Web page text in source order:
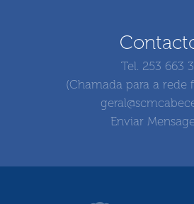
Tel. 253 663
(Chamada para a rede
Enviar